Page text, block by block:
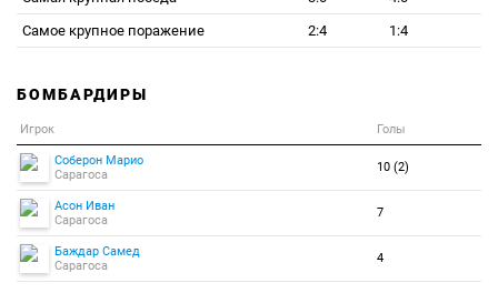
Самое крупное поражение
2:4 1:4
БОМБАРДИРЫ
Игрок Голы
Соберон Марио
Сарагоса
10 (2)
Асон Иван
Сарагоса
7
Баждар Самед
Сарагоса
4